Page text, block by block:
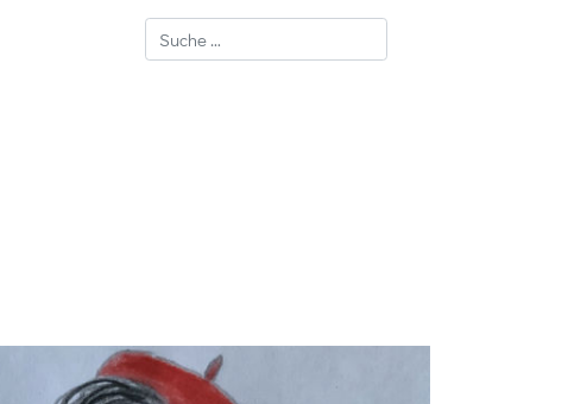
Suchen